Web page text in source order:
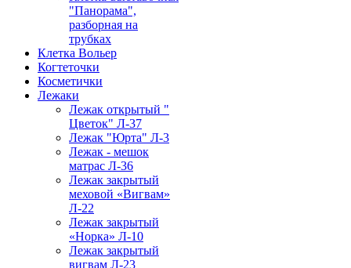
"Панорама",
разборная на
трубках
Клетка Вольер
Когтеточки
Косметички
Лежаки
Лежак открытый "
Цветок" Л-37
Лежак "Юрта" Л-3
Лежак - мешок
матрас Л-36
Лежак закрытый
меховой «Вигвам»
Л-22
Лежак закрытый
«Норка» Л-10
Лежак закрытый
вигвам Л-23